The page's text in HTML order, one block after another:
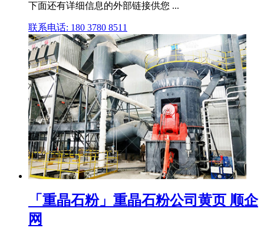
下面还有详细信息的外部链接供您 ...
联系电话: 180 3780 8511
「重晶石粉」重晶石粉公司黄页 顺企
网